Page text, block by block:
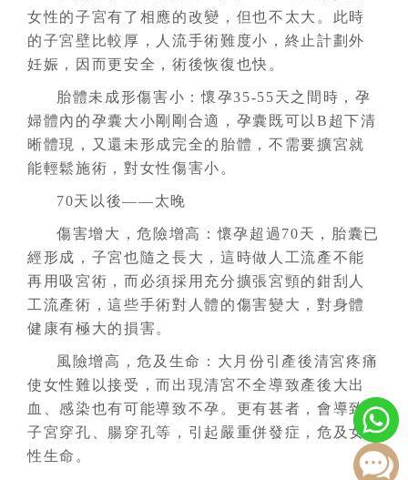
女性的子宮有了相應的改變，但也不太大。此時
的子宮壁比較厚，人流手術難度小，終止計劃外
妊娠，因而更安全，術後恢復也快。
胎體未成形傷害小：懷孕35-55天之間時，孕
婦體內的孕囊大小剛剛合適，孕囊既可以B超下清
晰體現，又還未形成完全的胎體，不需要擴宮就
能輕鬆施術，對女性傷害小。
70天以後——太晚
傷害增大，危險增高：懷孕超過70天，胎囊已
經形成，子宮也隨之長大，這時做人工流產不能
再用吸宮術，而必須採用充分擴張宮頸的鉗刮人
工流產術，這些手術對人體的傷害變大，對身體
健康有極大的損害。
風險增高，危及生命：大月份引產後清宮疼痛
使女性難以接受，而出現清宮不全導致產後大出
血、感染也有可能導致不孕。更有甚者，會導致
子宮穿孔、腸穿孔等，引起嚴重併發症，危及女
性生命。